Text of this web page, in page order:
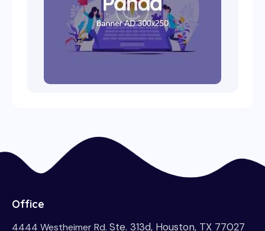
Office
4444 Westheimer Rd. Ste. 313d, Houston, TX 77027